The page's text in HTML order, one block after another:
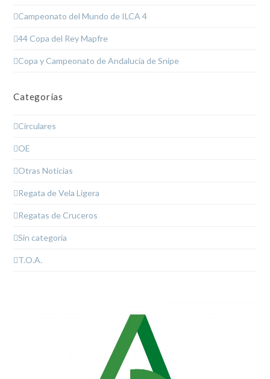
Campeonato del Mundo de ILCA 4
44 Copa del Rey Mapfre
Copa y Campeonato de Andalucía de Snipe
Categorías
Circulares
OE
Otras Noticias
Regata de Vela Ligera
Regatas de Cruceros
Sin categoría
T.O.A.